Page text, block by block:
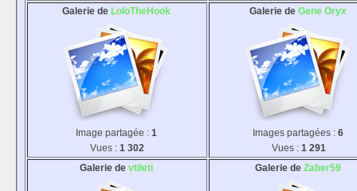
Galerie de LoloTheHook
Image partagée : 1
Vues : 1 302
Galerie de Gene Oryx
Images partagées : 6
Vues : 1 291
Galerie de vtileti Galerie de Zaber59